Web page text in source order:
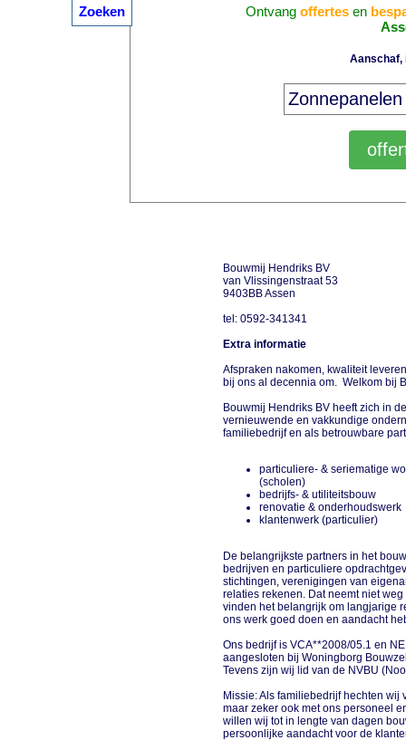
Zoeken Ontvang offertesen
Aanschaf,
Bouwmij Hendriks BV
van Vlissingenstraat 53
9403BB Assen
tel: 0592-341341
Extra informatie
Afspraken nakomen, kwaliteit
bij ons al decennia om. Welkom bij
Bouwmij Hendriks BV heeft zich in
vernieuwende en vakkundige
familiebedrijf en als betrouwbare
particuliere- & seriematige
(scholen)
bedrijfs- & utiliteitsbouw
renovatie & onderhoudswerk
klantenwerk (particulier)
De belangrijkste partners in het
bedrijven en particuliere
stichtingen, verenigingen van
relaties rekenen. Dat neemt niet
vinden het belangrijk om langjarige
ons werk goed doen en aandacht
Ons bedrijf is VCA**2008/05.1 en
aangesloten bij Woningborg
Tevens zijn wij lid van de NVBU
Missie: Als familiebedrijf hechten
maar zeker ook met ons personeel
willen wij tot in lengte van dagen
persoonlijke aandacht voor de